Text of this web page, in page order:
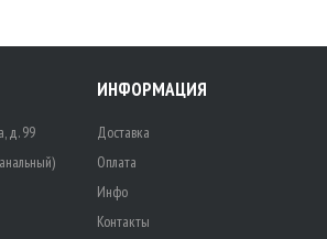
д. 99
ИНФОРМАЦИЯ
Доставка
Оплата
Инфо
Контакты